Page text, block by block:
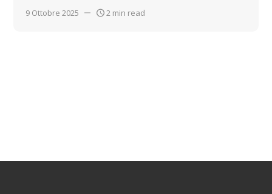
9 Ottobre 2025 2 min read